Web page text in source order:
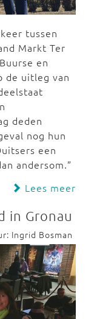
tussen
Markt Ter
en
de uitleg van
deden
nog hun
een
andersom.”
Lees meer
in Gronau
Ingrid Bosman